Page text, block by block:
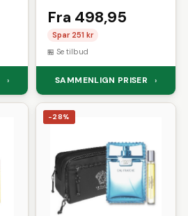
›
Fra 498,95
Spar 251 kr
Se tilbud
SAMMENLIGN PRISER ›
-28%